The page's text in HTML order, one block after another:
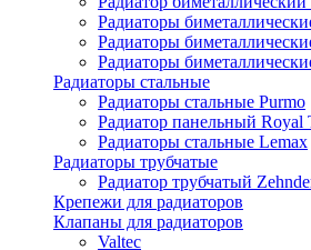
Радиаторы
Радиаторы
Радиаторы
Радиаторы стальные
Радиаторы стальные Purmo
Радиатор панельный Royal
Радиаторы стальные Lemax
Радиаторы трубчатые
Радиатор трубчатый
Крепежи для радиаторов
Клапаны для радиаторов
Valtec